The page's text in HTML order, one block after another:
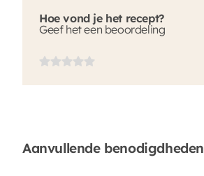
Hoe vond je het recept?
Geef het een beoordeling
Aanvullende benodigdheden